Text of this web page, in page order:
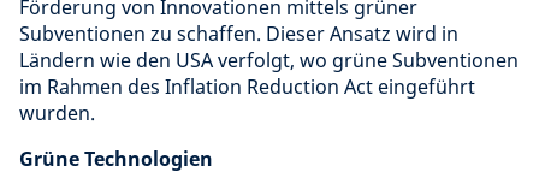
Förderung von Innovationen mittels grüner
Subventionen zu schaffen. Dieser Ansatz wird in
Ländern wie den USA verfolgt, wo grüne Subventionen
im Rahmen des Inflation Reduction Act eingeführt
wurden.
Grüne Technologien